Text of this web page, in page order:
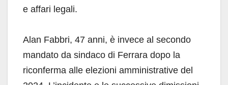
e affari legali.
Alan Fabbri, 47 anni, è invece al secondo
mandato da sindaco di Ferrara dopo la
riconferma alle elezioni amministrative del